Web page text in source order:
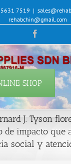
7519 |
rehabchin@gmail.com
SHOP
J. Tyson
de impacto que
social y